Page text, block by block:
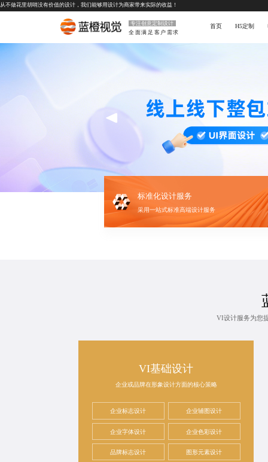
从不做花里胡哨没有价值的设计，我们能够用设计为商家带来实际的收益！
专注创意定制设计
全面满足客户需求
首页 H5定制
标准化设计服务
采用一站式标准高端设计服务
VI设计服务为您
VI基础设计
企业或品牌在形象设计方面的核心策略
企业标志设计 企业辅图设计
企业字体设计 企业色彩设计
品牌标志设计 图形元素设计